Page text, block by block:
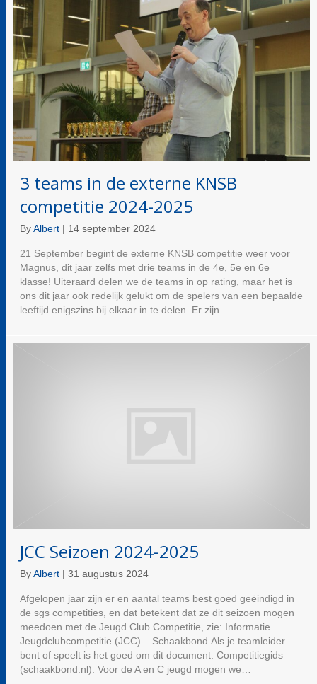
3 teams in de externe KNSB
competitie 2024-2025
ByAlbert | 14 september 2024
21 September begint de externe KNSB competitie weer voor
Magnus, dit jaar zelfs met drie teams in de 4e, 5e en 6e
klasse! Uiteraard delen we de teams in op rating, maar het is
ons dit jaar ook redelijk gelukt om de spelers van een bepaalde
leeftijd enigszins bij elkaar in te delen. Er zijn…
JCC Seizoen 2024-2025
ByAlbert | 31 augustus 2024
Afgelopen jaar zijn er en aantal teams best goed geëindigd in
de sgs competities, en dat betekent dat ze dit seizoen mogen
meedoen met de Jeugd Club Competitie, zie: Informatie
Jeugd­club­competitie (JCC) – Schaakbond.Als je teamleider
bent of speelt is het goed om dit document: Competitiegids
(schaakbond.nl). Voor de A en C jeugd mogen we…